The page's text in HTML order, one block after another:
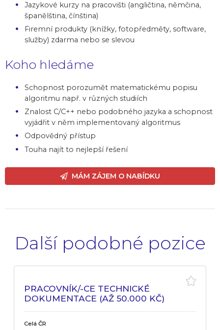
Jazykové kurzy na pracovišti (angličtina, němčina,
španělština, čínština)
Firemní produkty (knížky, fotopředměty, software,
služby) zdarma nebo se slevou
Koho hledáme
Schopnost porozumět matematickému popisu
algoritmu např. v různých studiích
Znalost C/C++ nebo podobného jazyka a schopnost
vyjádřit v něm implementovaný algoritmus
Odpovědný přístup
Touha najít to nejlepší řešení
MÁM ZÁJEM O NABÍDKU
Další podobné pozice
PRACOVNÍK/-CE TECHNICKÉ
DOKUMENTACE (AŽ 50.000 KČ)
Celá ČR